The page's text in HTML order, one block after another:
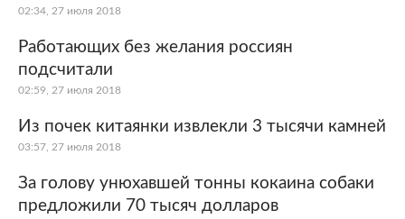
02:34, 27 июля 2018
Работающих без желания россиян
подсчитали
02:59, 27 июля 2018
Из почек китаянки извлекли 3 тысячи камней
03:57, 27 июля 2018
За голову унюхавшей тонны кокаина собаки
предложили 70 тысяч долларов